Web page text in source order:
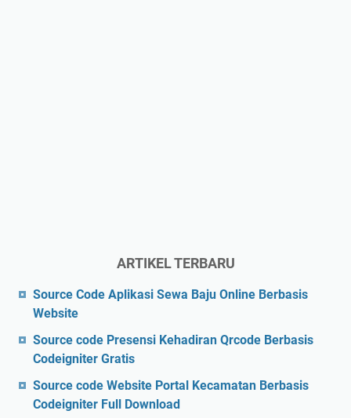
ARTIKEL TERBARU
Source Code Aplikasi Sewa Baju Online Berbasis
Website
Source code Presensi Kehadiran Qrcode Berbasis
Codeigniter Gratis
Source code Website Portal Kecamatan Berbasis
Codeigniter Full Download